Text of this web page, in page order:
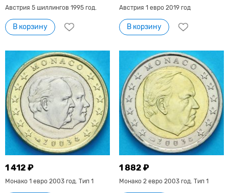
Австрия 5 шиллингов 1995 год.
В корзину
Австрия 1 евро 2019 год
В корзину
1 412 ₽
Монако 1 евро 2003 год. Тип 1
1 882 ₽
Монако 2 евро 2003 год. Тип 1